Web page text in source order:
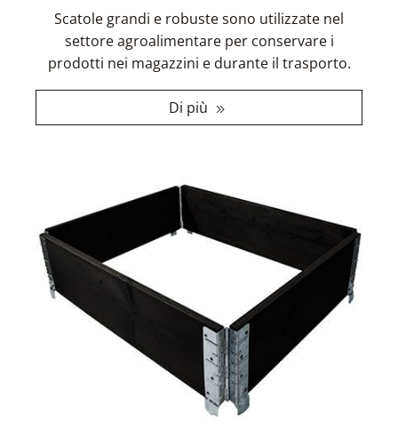
Scatole grandi e robuste sono utilizzate nel
settore agroalimentare per conservare i
prodotti nei magazzini e durante il trasporto.
Di più